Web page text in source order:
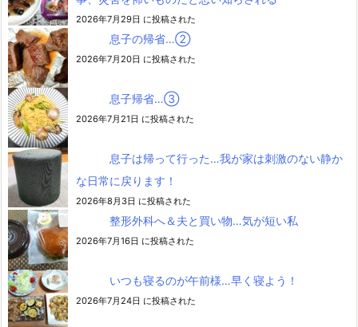
2026年7月29日 に投稿された
息子の帰省…②
2026年7月20日 に投稿された
息子帰省…③
2026年7月21日 に投稿された
息子は帰って行った…我が家は刺激のない静か
な日常に戻ります！
2026年8月3日 に投稿された
整形外科へ＆夫と買い物…気が短い私
2026年7月16日 に投稿された
いつも寝るのが午前様…早く寝よう！
2026年7月24日 に投稿された